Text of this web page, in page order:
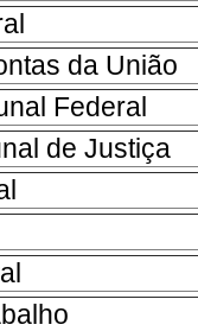
da União
Federal
de Justiça